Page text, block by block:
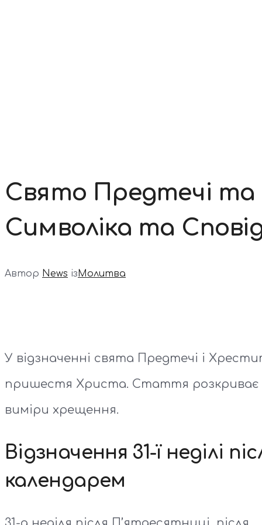
Свято Предтечі та
Символіка та
Автор News ізМолитва
У відзначенні свята Предтечі і
пришестя Христа. Стаття розкриває
виміри хрещення.
Відзначення 31-ї неділі
календарем